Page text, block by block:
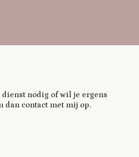
dienst nodig of wil je ergens
dan contact met mij op.